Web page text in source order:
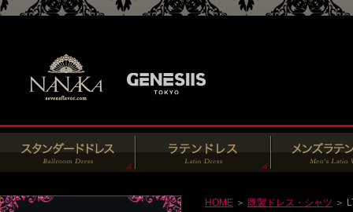
HOME ＞ 既製ドレス・シャツ ＞